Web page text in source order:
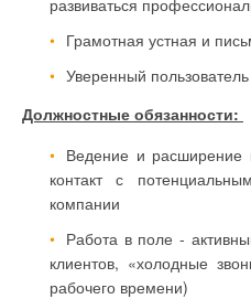
Грамотная устная и
Уверенный
Должностные обязанности:
Ведение и расширение
контакт с
компании
Работа в поле -
клиентов, «холодные
рабочего времени)